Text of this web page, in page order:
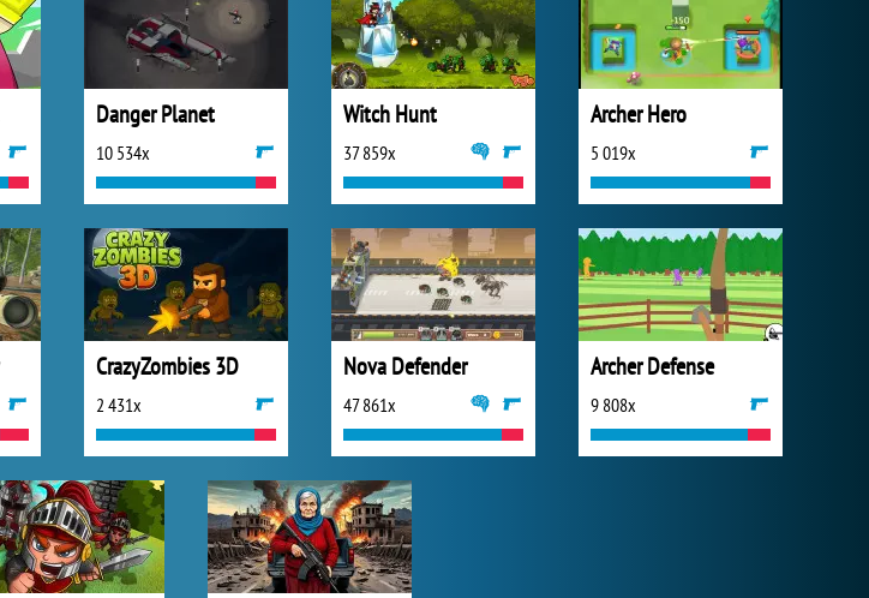
Danger Planet
10 534x
Witch Hunt
37 859x
Archer Hero
5 019x
CrazyZombies 3D
2 431x
Nova Defender
47 861x
Archer Defense
9 808x